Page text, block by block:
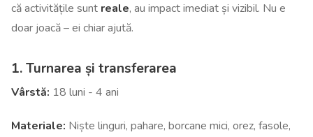
că activitățile sunt reale, au impact imediat și vizibil. Nu e
doar joacă – ei chiar ajută.
1. Turnarea și transferarea
Vârstă: 18 luni - 4 ani
Materiale: Niște linguri, pahare, borcane mici, orez, fasole,